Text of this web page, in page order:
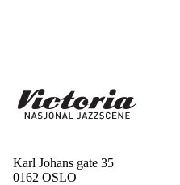
Karl Johans gate 35
0162 OSLO